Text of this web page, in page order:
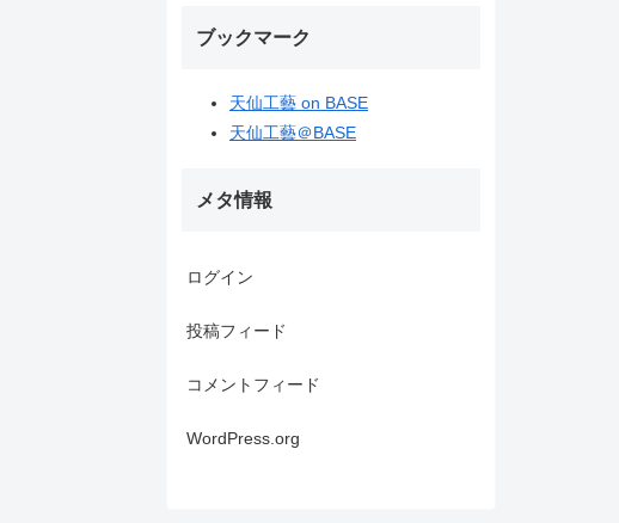
ブックマーク
天仙工藝 on BASE
天仙工藝＠BASE
メタ情報
ログイン
投稿フィード
コメントフィード
WordPress.org